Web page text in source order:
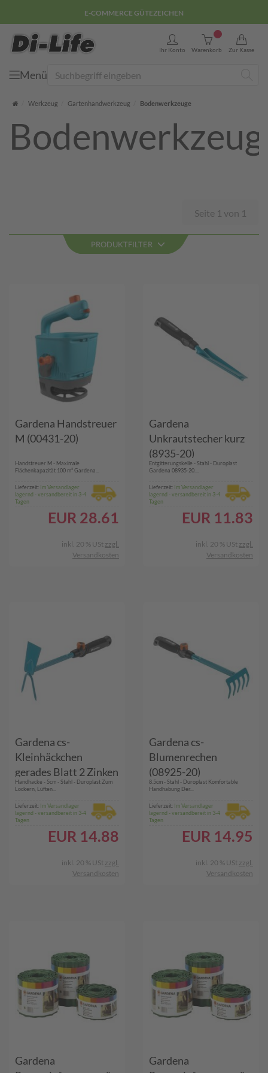
E-COMMERCE GÜTEZEICHEN
Ihr Konto Warenkorb
0
Zur Kasse
Menü
Startseite
Werkzeug Gartenhandwerkzeug Bodenwerkzeuge
Seite 1 von 1
PRODUKTFILTER
Gardena Handstreuer
M (00431-20)
Handstreuer M - Maximale
Flächenkapazität 100 m² Gardena...
Lieferzeit: Im Versandlager
lagernd - versandbereit in 3-4
Tagen
EUR 28.61
inkl. 20 % USt zzgl.
Versandkosten
Gardena
Unkrautstecher kurz
(8935-20)
Entgitterungskelle - Stahl - Duroplast
Gardena 08935-20....
Lieferzeit: Im Versandlager
lagernd - versandbereit in 3-4
Tagen
EUR 11.83
inkl. 20 % USt zzgl.
Versandkosten
Gardena cs-
Kleinhäckchen
gerades Blatt 2 Zinken
(08913-20)
Handhacke - 5cm - Stahl - Duroplast Zum
Lockern, Lüften...
Lieferzeit: Im Versandlager
lagernd - versandbereit in 3-4
Tagen
EUR 14.88
inkl. 20 % USt zzgl.
Versandkosten
Gardena cs-
Blumenrechen
(08925-20)
8.5cm - Stahl - Duroplast Komfortable
Handhabung Der...
Lieferzeit: Im Versandlager
lagernd - versandbereit in 3-4
Tagen
EUR 14.95
inkl. 20 % USt zzgl.
Versandkosten
Gardena
Gardena